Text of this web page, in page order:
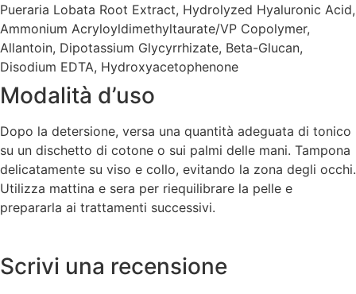
Pueraria Lobata Root Extract, Hydrolyzed Hyaluronic Acid,
Ammonium Acryloyldimethyltaurate/VP Copolymer,
Allantoin, Dipotassium Glycyrrhizate, Beta-Glucan,
Disodium EDTA, Hydroxyacetophenone
Modalità d’uso
Dopo la detersione, versa una quantità adeguata di tonico
su un dischetto di cotone o sui palmi delle mani. Tampona
delicatamente su viso e collo, evitando la zona degli occhi.
Utilizza mattina e sera per riequilibrare la pelle e
prepararla ai trattamenti successivi.
Scrivi una recensione